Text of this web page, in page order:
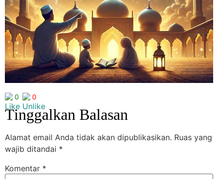
0 0
Tinggalkan Balasan
Alamat email Anda tidak akan dipublikasikan. Ruas yang
wajib ditandai *
Komentar *